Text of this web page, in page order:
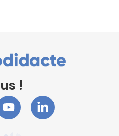
!